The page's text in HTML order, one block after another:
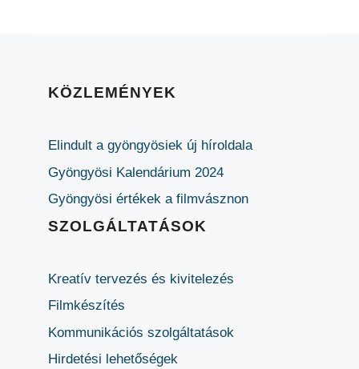
KÖZLEMÉNYEK
Elindult a gyöngyösiek új híroldala
Gyöngyösi Kalendárium 2024
Gyöngyösi értékek a filmvásznon
SZOLGÁLTATÁSOK
Kreatív tervezés és kivitelezés
Filmkészítés
Kommunikációs szolgáltatások
Hirdetési lehetőségek